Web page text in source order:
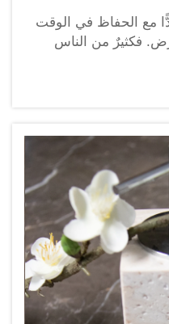
مع الحفاظ في الوقت
فكثيرٌ من الناس
لكنهم يهتمون أيضًا
المصنوعة من الحجر
في التصاميم الداخلية